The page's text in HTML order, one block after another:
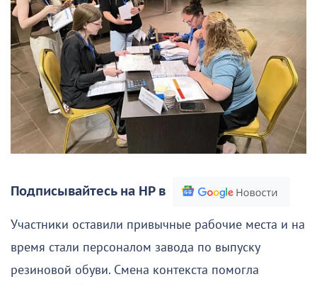
Подписывайтесь на НР в
Участники оставили привычные рабочие места и на
время стали персоналом завода по выпуску
резиновой обуви. Смена контекста помогла